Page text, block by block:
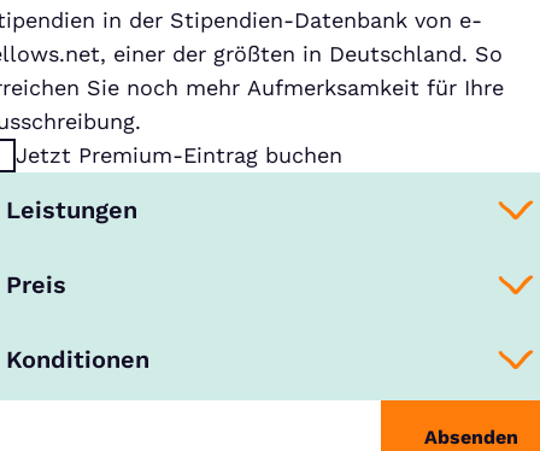
in der Stipendien-Datenbank von e-
einer der größten in Deutschland. So
Sie noch mehr Aufmerksamkeit für Ihre
Jetzt Premium-Eintrag buchen
Leistungen
Preis
Konditionen
Absenden